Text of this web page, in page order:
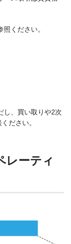
ください。
し、買い取りや2次
ださい。
レーティ